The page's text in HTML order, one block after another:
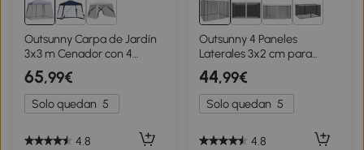
Outsunny Carpa de Jardín
3x3 m Cenador con 4
Partes Laterales Mosquitera
con Cremallera Protección
UV Impermeable para
Patio Exterior Eventos
65,99€
Solo quedan 5
4.8
2+
Outsunny 4 Paneles
Laterales 3x2 cm para
Carpa de Jardín Tela
Mosquitera para Cenador
Gazebo con Cremalleras y
Anillas Negro
44,99€
Solo quedan 5
4.8